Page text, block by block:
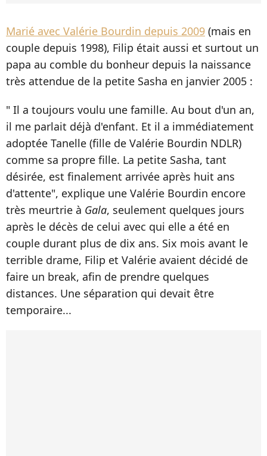
Marié avec Valérie Bourdin depuis 2009 (mais en
couple depuis 1998), Filip était aussi et surtout un
papa au comble du bonheur depuis la naissance
très attendue de la petite Sasha en janvier 2005 :
" Il a toujours voulu une famille. Au bout d'un an,
il me parlait déjà d'enfant. Et il a immédiatement
adoptée Tanelle (fille de Valérie Bourdin NDLR)
comme sa propre fille. La petite Sasha, tant
désirée, est finalement arrivée après huit ans
d'attente", explique une Valérie Bourdin encore
très meurtrie à Gala, seulement quelques jours
après le décès de celui avec qui elle a été en
couple durant plus de dix ans. Six mois avant le
terrible drame, Filip et Valérie avaient décidé de
faire un break, afin de prendre quelques
distances. Une séparation qui devait être
temporaire...